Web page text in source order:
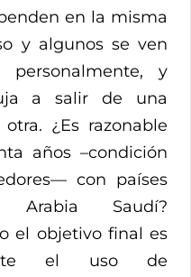
en la misma
y algunos se ven
y
a salir de una
¿Es razonable
años –condición
con países
Saudí?
el objetivo final es
el uso de